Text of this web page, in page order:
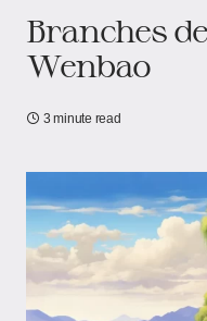
Branches
Wenbao
3 minute read